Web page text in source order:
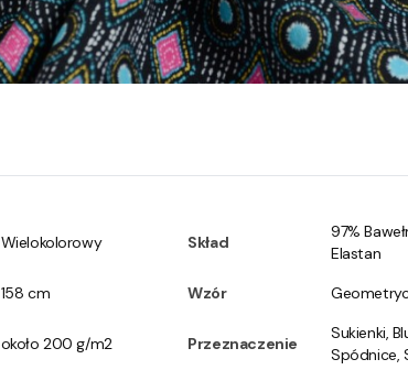
Wielokolorowy Skład
97%
Elastan
158 cm Wzór
około 200 g/m2 Przeznaczenie
Sukienki,
Spódnice,